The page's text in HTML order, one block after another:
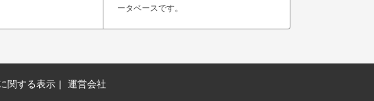
ータベースです。
関する表示 運営会社